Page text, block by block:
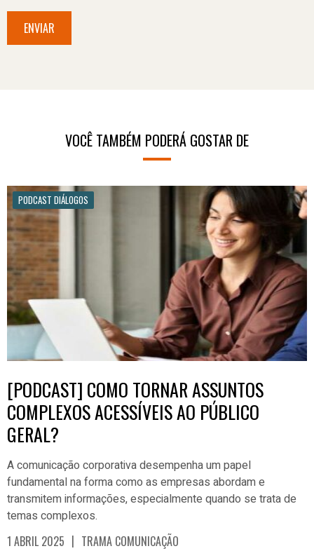
ENVIAR
VOCÊ TAMBÉM PODERÁ GOSTAR DE
PODCAST DIÁLOGOS
[PODCAST] COMO TORNAR ASSUNTOS
COMPLEXOS ACESSÍVEIS AO PÚBLICO
GERAL?
A comunicação corporativa desempenha um papel
fundamental na forma como as empresas abordam e
transmitem informações, especialmente quando se trata de
temas complexos.
1 ABRIL 2025 | TRAMA COMUNICAÇÃO